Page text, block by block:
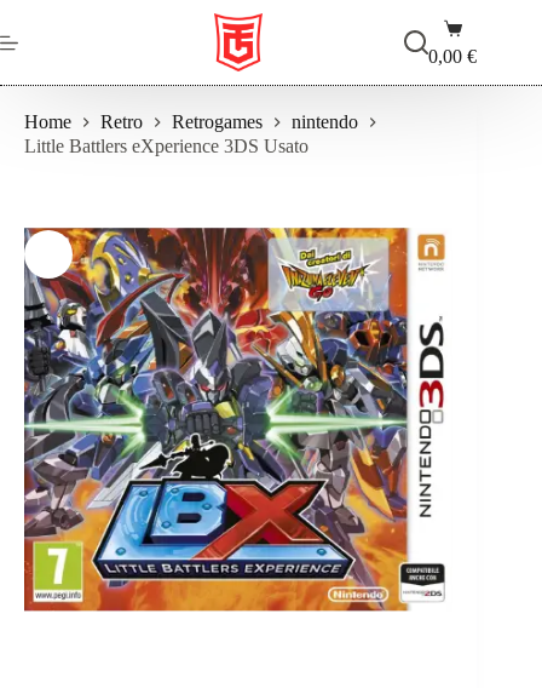
al
contenuto
Carrello
0,00€
Home Retro Retrogames
nintendo
Little Battlers eXperience 3DS Usato